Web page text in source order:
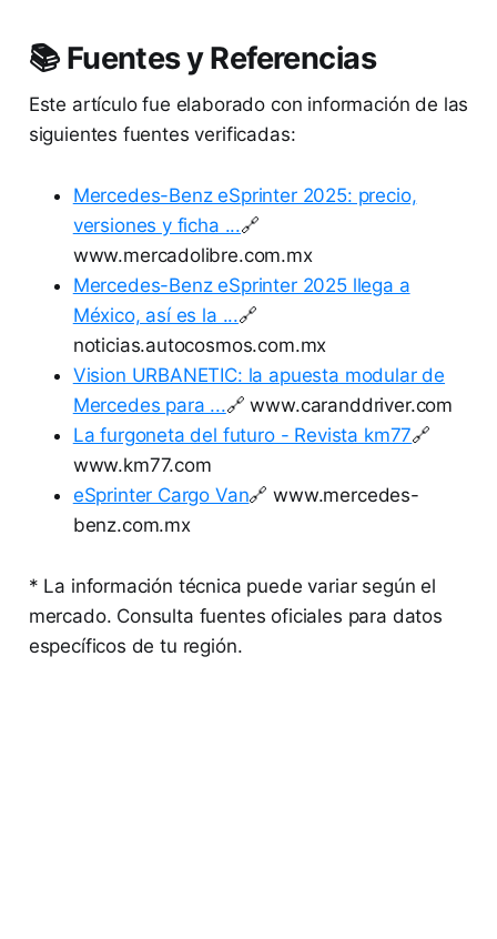
📚 Fuentes y Referencias
Este artículo fue elaborado con información de las
siguientes fuentes verificadas:
Mercedes-Benz eSprinter 2025: precio,
versiones y ficha ...🔗
www.mercadolibre.com.mx
Mercedes-Benz eSprinter 2025 llega a
México, así es la ...🔗
noticias.autocosmos.com.mx
Vision URBANETIC: la apuesta modular de
Mercedes para ...🔗 www.caranddriver.com
La furgoneta del futuro - Revista km77🔗
www.km77.com
eSprinter Cargo Van🔗 www.mercedes-
benz.com.mx
* La información técnica puede variar según el
mercado. Consulta fuentes oficiales para datos
específicos de tu región.